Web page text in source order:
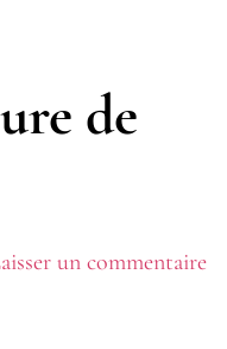
de
un commentaire